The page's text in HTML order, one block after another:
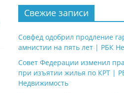
Свежие записи
Совфед одобрил продление
амнистии на пять лет | РБК
Совет Федерации изменил
при изъятии жилья по КРТ |
Недвижимость